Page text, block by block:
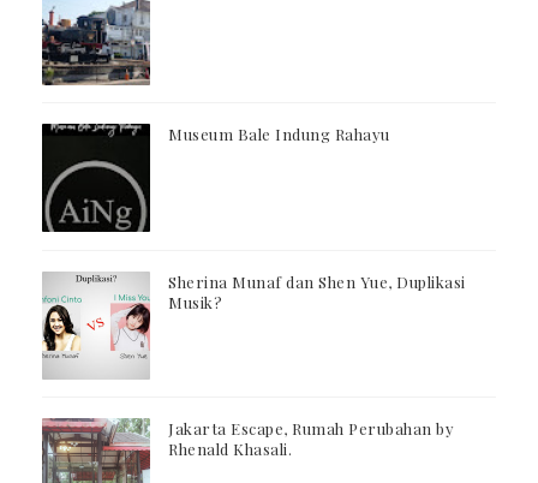
Museum Bale Indung Rahayu
Sherina Munaf dan Shen Yue, Duplikasi
Musik?
Jakarta Escape, Rumah Perubahan by
Rhenald Khasali.